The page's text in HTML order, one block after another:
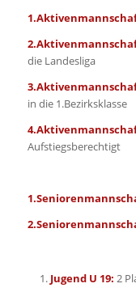
die Landesliga
in die 1.Bezirksklasse
Aufstiegsberechtigt
Jugend U 19: 2